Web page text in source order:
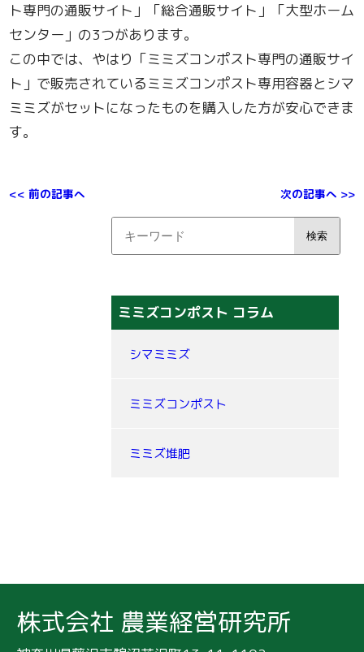
ト専門の通販サイト」「総合通販サイト」「大型ホーム
センター」の3つがあります。
この中では、やはり「ミミズコンポスト専門の通販サイ
ト」で販売されているミミズコンポスト専用容器とシマ
ミミズがセットになったものを購入した方が安心できま
す。
<< 前の記事へ 次の記事へ >>
ミミズコンポスト コラム
シマミミズ
ミミズコンポスト
ミミズ堆肥
株式会社 農業経営研究所